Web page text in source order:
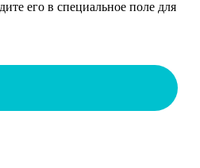
его в специальное поле для